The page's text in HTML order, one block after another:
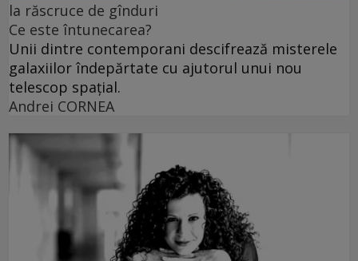
la răscruce de gînduri
Ce este întunecarea?
Unii dintre contemporani descifrează misterele
galaxiilor îndepărtate cu ajutorul unui nou
telescop spațial.
Andrei CORNEA